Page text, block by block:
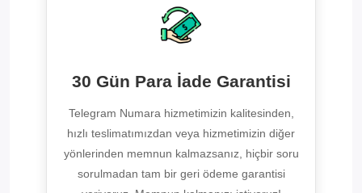
30 Gün Para İade Garantisi
Telegram Numara hizmetimizin kalitesinden,
hızlı teslimatımızdan veya hizmetimizin diğer
yönlerinden memnun kalmazsanız, hiçbir soru
sorulmadan tam bir geri ödeme garantisi